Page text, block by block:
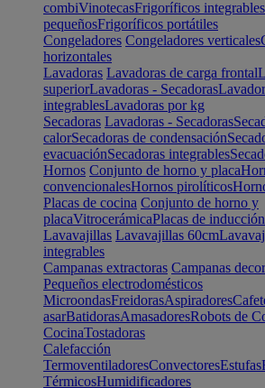
combiVinotecasFrigoríficos integrables
pequeñosFrigoríficos portátiles
Congeladores Congeladores verticales
horizontales
Lavadoras Lavadoras de carga frontal
superiorLavadoras - Secadoras
integrablesLavadoras por kg
Secadoras Lavadoras - Secadoras
calorSecadoras de condensación
evacuaciónSecadoras integrables
Hornos Conjunto de horno y placa
convencionalesHornos pirolíticos
Placas de cocina Conjunto de horno y
placaVitrocerámicaPlacas de inducción
Lavavajillas Lavavajillas 60cm
integrables
Campanas extractoras Campanas
Pequeños electrodomésticos
MicroondasFreidorasAspiradores
asarBatidorasAmasadoresRobots de
CocinaTostadoras
Calefacción
TermoventiladoresConvectoresEstufas
TérmicosHumidificadores